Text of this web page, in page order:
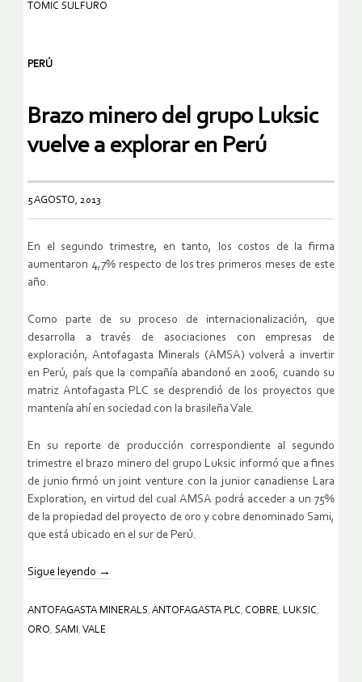
TOMIC SULFURO
PERÚ
Brazo minero del grupo Luksic
vuelve a explorar en Perú
5 AGOSTO, 2013
En el segundo trimestre, en tanto, los costos de la firma
aumentaron 4,7% respecto de los tres primeros meses de este
año.
Como parte de su proceso de internacionalización, que
desarrolla a través de asociaciones con empresas de
exploración, Antofagasta Minerals (AMSA) volverá a invertir
en Perú, país que la compañía abandonó en 2006, cuando su
matriz Antofagasta PLC se desprendió de los proyectos que
mantenía ahí en sociedad con la brasileña Vale.
En su reporte de producción correspondiente al segundo
trimestre el brazo minero del grupo Luksic informó que a fines
de junio firmó un joint venture con la junior canadiense Lara
Exploration, en virtud del cual AMSA podrá acceder a un 75%
de la propiedad del proyecto de oro y cobre denominado Sami,
que está ubicado en el sur de Perú.
Sigue leyendo →
ANTOFAGASTA MINERALS, ANTOFAGASTA PLC, COBRE, LUKSIC,
ORO, SAMI , VALE